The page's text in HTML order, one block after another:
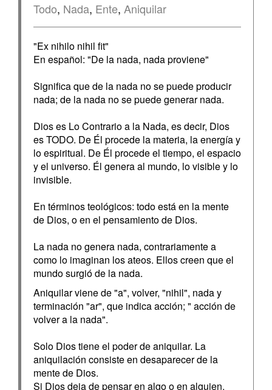
Todo, Nada, Ente, Aniquilar
"Ex nihilo nihil fit"
En español: "De la nada, nada proviene"
Significa que de la nada no se puede producir
nada; de la nada no se puede generar nada.
Dios es Lo Contrario a la Nada, es decir, Dios
es TODO. De Él procede la materia, la energía y
lo espiritual. De Él procede el tiempo, el espacio
y el universo. Él genera al mundo, lo visible y lo
invisible.
En términos teológicos: todo está en la mente
de Dios, o en el pensamiento de Dios.
La nada no genera nada, contrariamente a
como lo imaginan los ateos. Ellos creen que el
mundo surgió de la nada.
Aniquilar viene de "a", volver, "nihil", nada y
terminación "ar", que indica acción; " acción de
volver a la nada".
Solo Dios tiene el poder de aniquilar. La
aniquilación consiste en desaparecer de la
mente de Dios.
Si Dios deja de pensar en algo o en alguien,